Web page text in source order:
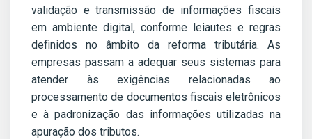
validação e transmissão de informações fiscais
em ambiente digital, conforme leiautes e regras
definidos no âmbito da reforma tributária. As
empresas passam a adequar seus sistemas para
atender às exigências relacionadas ao
processamento de documentos fiscais eletrônicos
e à padronização das informações utilizadas na
apuração dos tributos.